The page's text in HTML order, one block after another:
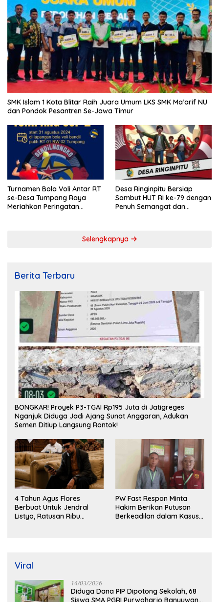
SMK Islam 1 Kota Blitar Raih Juara Umum LKS SMK Ma’arif NU
dan Pondok Pesantren Se-Jawa Timur
Turnamen Bola Voli Antar RT
se-Desa Tumpang Raya
Meriahkan Peringatan
Desa Ringinpitu Bersiap
Sambut HUT RI ke-79 dengan
Penuh Semangat dan
Selengkapnya
Berita Terbaru
BONGKAR! Proyek P3-TGAI Rp195 Juta di Jatigreges
Nganjuk Diduga Jadi Ajang Sunat Anggaran, Adukan
Semen Ditiup Langsung Rontok!
4 Tahun Agus Flores
Berbuat Untuk Jendral
Listyo, Ratusan Ribu
PW Fast Respon Minta
Hakim Berikan Putusan
Berkeadilan dalam Kasus
Viral
14/03/2026
Diduga Dana PIP Dipotong Sekolah, 68